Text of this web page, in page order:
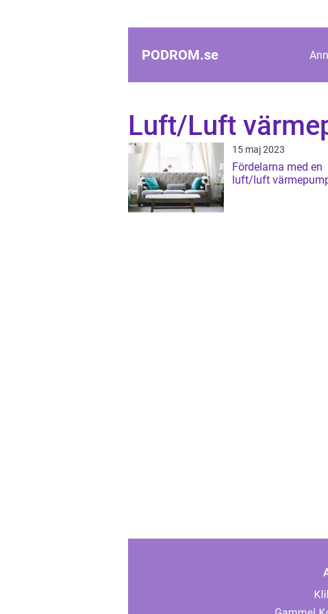
PODROM.se
Luft/Luft
15 maj 2023
Fördelarna med en
luft/luft